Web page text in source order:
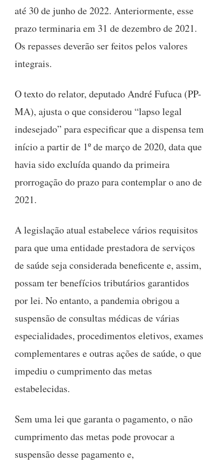
até 30 de junho de 2022. Anteriormente, esse
prazo terminaria em 31 de dezembro de 2021.
Os repasses deverão ser feitos pelos valores
integrais.
O texto do relator, deputado André Fufuca (PP-
MA), ajusta o que considerou “lapso legal
indesejado” para especificar que a dispensa tem
início a partir de 1º de março de 2020, data que
havia sido excluída quando da primeira
prorrogação do prazo para contemplar o ano de
2021.
A legislação atual estabelece vários requisitos
para que uma entidade prestadora de serviços
de saúde seja considerada beneficente e, assim,
possam ter benefícios tributários garantidos
por lei. No entanto, a pandemia obrigou a
suspensão de consultas médicas de várias
especialidades, procedimentos eletivos, exames
complementares e outras ações de saúde, o que
impediu o cumprimento das metas
estabelecidas.
Sem uma lei que garanta o pagamento, o não
cumprimento das metas pode provocar a
suspensão desse pagamento e,